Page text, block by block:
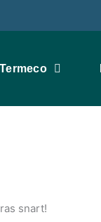
snart!